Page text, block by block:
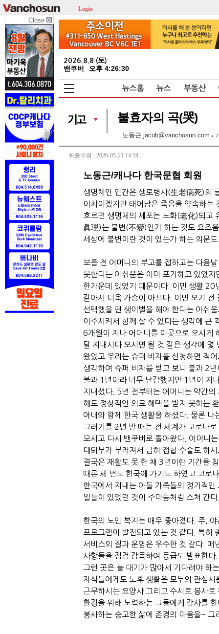
Login
Close
2026.8.8 (토)
밴쿠버 오후 4:26:31
뉴스홈 뉴스 부동산
불효자의 곡(哭)
노동근 jacob@vanchosun.com
최종수정 : 2026-05-21 14:19
노동근/캐나다 한국문협 회원
생명체인 인간은 생로병사(生老病死)의
이치이겠지만 태어남은 죽음을 약속하는
흐르면 생명체의 세포는 노화(老化)되고
眞理)는 불변(不變)인가 하는 것도 요즈
세상에 불변이란 것이 있는가 하는 의문
보름 전 어머니의 부고를 접하고는 다음
못한다는 아쉬움은 이미 포기하고 있었
한가운데 있었기 때문이다. 이민 생활 20
같아서 더욱 가슴이 아프다. 이민 오기 전
선택했을 땐 생이별을 해야 한다는 아쉬
이주시켜서 함께 살 수 있다는 생각에 큰
6개월이 지나 어머니를 이곳으로 오시게
달 지내시다 오시면 될 것 같은 생각에 몇
왔었고 우리는 슈퍼 비자를 신청하면 적
생각하여 슈퍼 비자를 받고 보니 불과 2
불과 1년이라 너무 난감했지만 1년이 지
지내셨다. 5년 전부터는 어머니는 약간
해도 정상적인 의료 혜택을 받지 못하는
아내와 함께 한국 생활을 하셨다. 물론
그러기를 2년 반 때는 전 세계가 코로나
모시고 다시 밴쿠버로 돌아왔다. 어머니
대퇴부가 부러져서 급히 접합 수술도 하
결국은 재활도 못 한 채 3년이란 기간을
때론 세 번도 한국에 가기도 하였고 코로
한국에서 지내는 아들 가족들의 정기적
일들이 있었던 것이 주마등처럼 스쳐 간
한국의 노인 복지는 매우 좋아졌다. 주,
프로그램이 발전되고 있는 것 같다. 특히
서비스의 질과 운영은 우수한 것 같다.
사항들을 점검 감독하여 등급도 발표한
그런 곳은 늘 대기가 많아서 기다려야 하
자식들에게도 노후 생활은 모두의 관심
근무하시는 요양사 그리고 수시로 봉사
환경을 위해 노력하는 그들에게 감사를
봉사하는 숭고한 삶에 존경의 마음을~